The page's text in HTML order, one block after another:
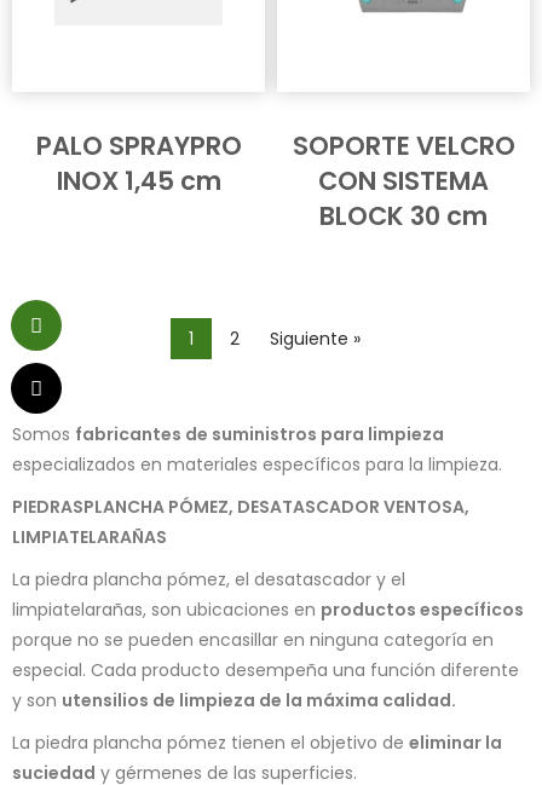
PALO SPRAYPRO
INOX 1,45 cm
SOPORTE VELCRO
CON SISTEMA
BLOCK 30 cm
1 2 Siguiente »
Somos fabricantes de suministros para limpieza
especializados en materiales específicos para la limpieza.
PIEDRASPLANCHA PÓMEZ, DESATASCADOR VENTOSA,
LIMPIATELARAÑAS
La piedra plancha pómez, el desatascador y el
limpiatelarañas, son ubicaciones en productos específicos
porque no se pueden encasillar en ninguna categoría en
especial. Cada producto desempeña una función diferente
y son utensilios de limpieza de la máxima calidad.
La piedra plancha pómez tienen el objetivo de eliminar la
suciedad y gérmenes de las superficies.